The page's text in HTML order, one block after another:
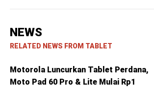
NEWS
RELATED NEWS FROM TABLET
Motorola Luncurkan Tablet Perdana,
Moto Pad 60 Pro & Lite Mulai Rp1